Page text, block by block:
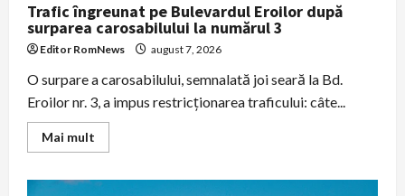
Trafic îngreunat pe Bulevardul Eroilor după
surparea carosabilului la numărul 3
Editor RomNews august 7, 2026
O surpare a carosabilului, semnalată joi seară la Bd.
Eroilor nr. 3, a impus restricționarea traficului: câte...
Mai mult
more
îngreunat